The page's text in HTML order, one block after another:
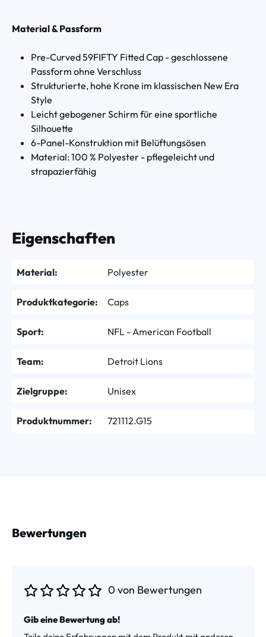
Material & Passform
Pre-Curved 59FIFTY Fitted Cap - geschlossene
Passform ohne Verschluss
Strukturierte, hohe Krone im klassischen New Era
Style
Leicht gebogener Schirm für eine sportliche
Silhouette
6-Panel-Konstruktion mit Belüftungsösen
Material: 100 % Polyester - pflegeleicht und
strapazierfähig
Eigenschaften
Material: Polyester
Produktkategorie: Caps
Sport: NFL - American Football
Team: Detroit Lions
Zielgruppe: Unisex
Produktnummer: 721112.G15
Bewertungen
0 von Bewertungen
Gib eine Bewertung ab!